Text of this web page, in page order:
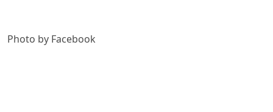
Photo by Facebook